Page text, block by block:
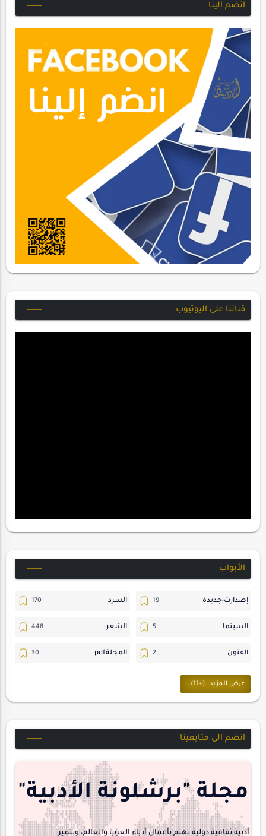
انضم إلينا
قناتنا على اليوتيوب
الأبواب
إصدارت-جديدة السرد
السينما الشعر
الفنون المجلةpdf
المسرح
حسن_يارتي حوارات
هايكو
interview
انضم الى متابعينا
مجلة "برشلونة الأدبية"
أدبية ثقافية دولية تهتم بأعمال أدباء العرب والعالم، وتتميز